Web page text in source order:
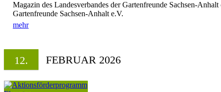
Magazin des Landesverbandes der Gartenfreunde Sachsen-
Gartenfreunde Sachsen-Anhalt e.V.
mehr
12. FEBRUAR 2026